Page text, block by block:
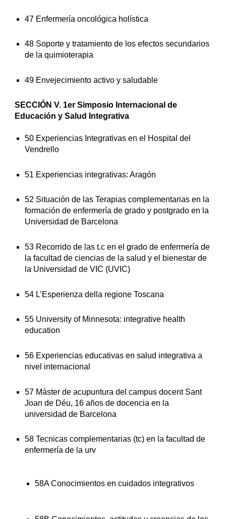
47 Enfermería oncológica holística
48 Soporte y tratamiento de los efectos secundarios
de la quimioterapia
49 Envejecimiento activo y saludable
SECCIÓN V. 1er Simposio Internacional de
Educación y Salud Integrativa
50 Experiencias Integrativas en el Hospital del
Vendrello
51 Experiencias integrativas: Aragón
52 Situación de las Terapias complementarias en la
formación de enfermería de grado y postgrado en la
Universidad de Barcelona
53 Recorrido de las t.c en el grado de enfermería de
la facultad de ciencias de la salud y el bienestar de
la Universidad de VIC (UVIC)
54 L’Esperienza della regione Toscana
55 University of Minnesota: integrative health
education
56 Experiencias educativas en salud integrativa a
nivel internacional
57 Máster de acupuntura del campus docent Sant
Joan de Déu, 16 años de docencia en la
universidad de Barcelona
58 Tecnicas complementarias (tc) en la facultad de
enfermería de la urv
58A Conocimientos en cuidados integrativos